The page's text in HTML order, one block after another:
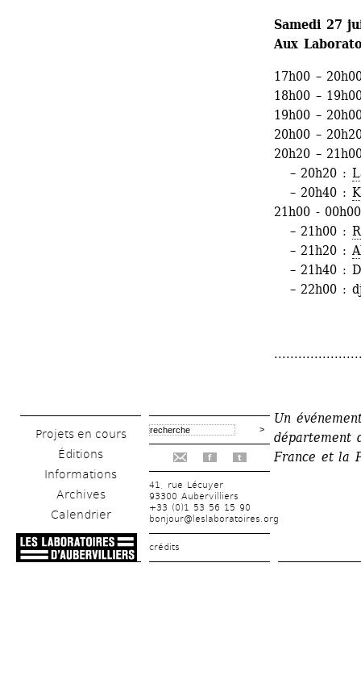
Projets en cours
Éditions
Informations
Archives
Calendrier
f t
41, rue Lécuyer
93300 Aubervilliers
+33 (0)1 53 56 15 90
bonjour@leslaboratoires.org
crédits
Samedi 27
Aux
17h00 –
18h00 –
19h00 –
20h00 –
20h20 –
– 20h20 :
– 20h40 :
21h00 -
– 21h00 :
– 21h20 :
– 21h40 :
– 22h00 :
Un
département
France et la